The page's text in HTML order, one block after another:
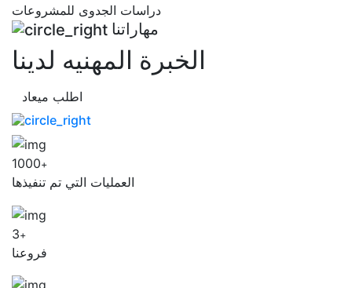
دراسات الجدوى للمشروعات
مهاراتنا
الخبرة المهنيه لدينا
اطلب ميعاد
1000+
العمليات التي تم تنفيذها
3+
فروعنا